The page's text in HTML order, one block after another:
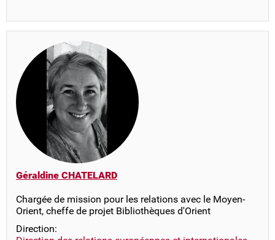
Géraldine CHATELARD
Chargée de mission pour les relations avec le Moyen-
Orient, cheffe de projet Bibliothèques d'Orient
Direction: